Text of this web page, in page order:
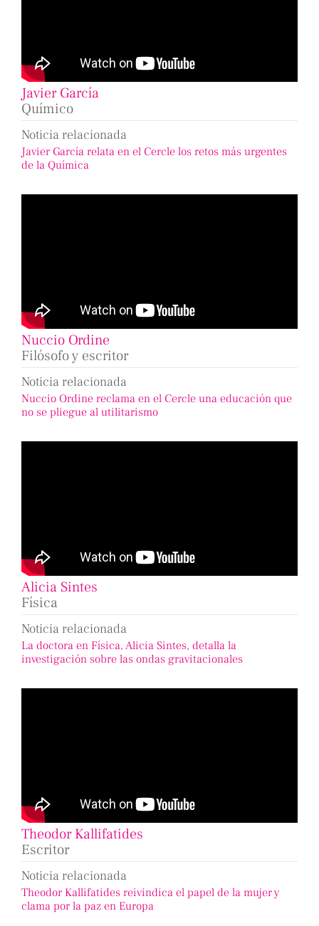
Javier García
Químico
Noticia relacionada
Javier García relata en el Cercle los retos más urgentes
de la Química
Nuccio Ordine
Filósofo y escritor
Noticia relacionada
Nuccio Ordine reclama en el Cercle una educación que
no se pliegue al utilitarismo
Alicia Sintes
Física
Noticia relacionada
La doctora en Física, Alicia Sintes, detalla la
investigación sobre las ondas gravitacionales
Theodor Kallifatides
Escritor
Noticia relacionada
Theodor Kallifatides reivindica el papel de la mujer y
clama por la paz en Europa